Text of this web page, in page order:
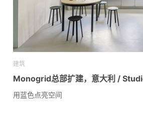
建筑
Monogrid总部扩建，意大利 /
用蓝色点亮空间